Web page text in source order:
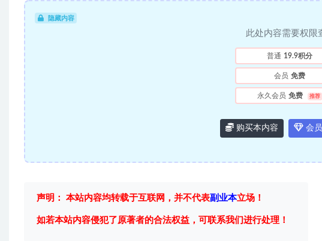
隐藏内容
此处内容需要权限
普通 19.9积分
会员 免费
永久会员 免费 推荐
购买本内容 会
声明： 本站内容均转载于互联网，并不代表副业本立场！
如若本站内容侵犯了原著者的合法权益，可联系我们进行处理！